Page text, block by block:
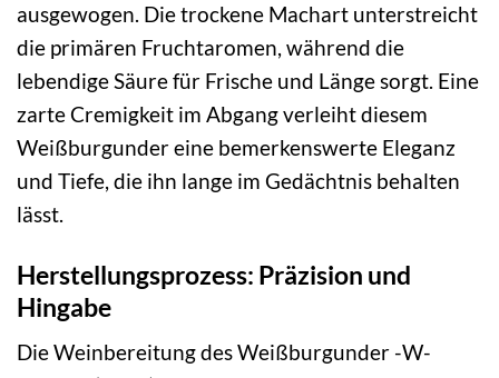
ausgewogen. Die trockene Machart unterstreicht
die primären Fruchtaromen, während die
lebendige Säure für Frische und Länge sorgt. Eine
zarte Cremigkeit im Abgang verleiht diesem
Weißburgunder eine bemerkenswerte Eleganz
und Tiefe, die ihn lange im Gedächtnis behalten
lässt.
Herstellungsprozess: Präzision und
Hingabe
Die Weinbereitung des Weißburgunder -W-